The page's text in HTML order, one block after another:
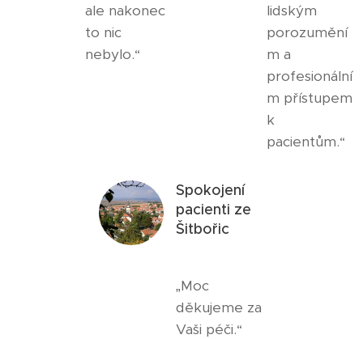
ale nakonec
to nic
nebylo.“
lidským
porozumění
m a
profesionální
m přístupem
k
pacientům.“
Spokojení
pacienti ze
Šitbořic
„Moc
děkujeme za
Vaši péči.“